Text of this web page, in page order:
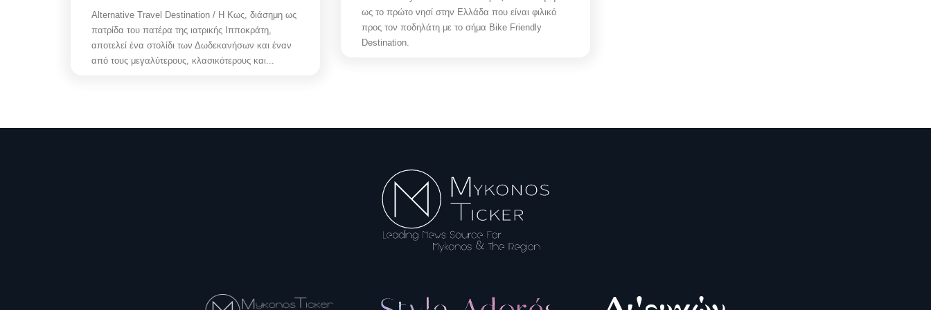
Alternative Travel Destination / Η Κως, διάσημη ως
πατρίδα του πατέρα της ιατρικής Ιπποκράτη,
αποτελεί ένα στολίδι των Δωδεκανήσων και έναν
από τους μεγαλύτερους, κλασικότερους και...
ως το πρώτο νησί στην Ελλάδα που είναι φιλικό
προς τον ποδηλάτη με το σήμα Bike Friendly
Destination.